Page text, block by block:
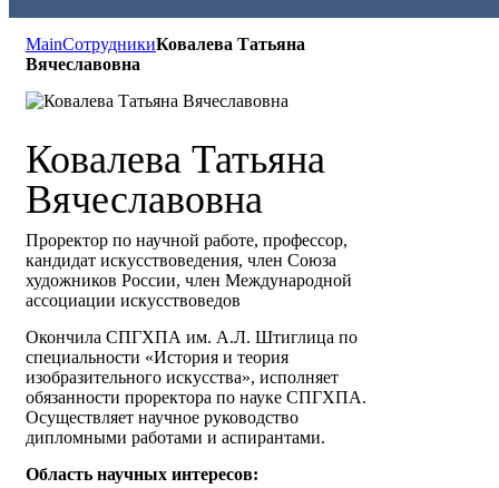
MainСотрудникиКовалева Татьяна
Вячеславовна
Ковалева Татьяна
Вячеславовна
Проректор по научной работе, профессор,
кандидат искусствоведения, член Союза
художников России, член Международной
ассоциации искусствоведов
Окончила СПГХПА им. А.Л. Штиглица по
специальности «История и теория
изобразительного искусства», исполняет
обязанности проректора по науке СПГХПА.
Осуществляет научное руководство
дипломными работами и аспирантами.
Область научных интересов: